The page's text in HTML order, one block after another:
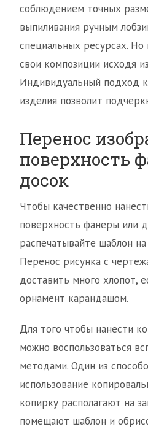
соблюдением точных
выпиливания ручным
специальных ресурсах.
свои композиции исходя
Индивидуальный подход
изделия позволит
Перенос
поверхность
досок
Чтобы качественно
поверхность фанеры или
распечатывайте шаблон
Перенос рисунка с
доставить много хлопот,
орнамент карандашом.
Для того чтобы нанести
можно воспользоваться
методами. Один из
использование
копирку располагают на
помещают шаблон и